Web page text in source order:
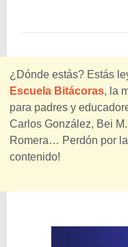
¿Dónde estás? Estás
Escuela Bitácoras, la
para padres y
Carlos González, Bei
Romera… Perdón por la
contenido!